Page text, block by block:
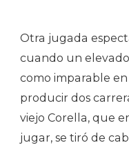
Otra jugada
cuando un
como imparable
producir dos
viejo Corella, que
jugar, se tiró de